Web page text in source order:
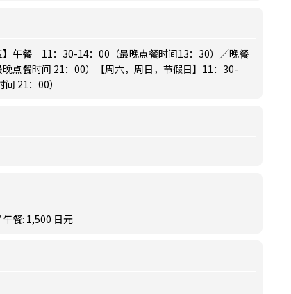
】午餐 11：30-14：00（最晚点餐时间13：30）／晚餐
点餐时间 21：00）【周六，周日，节假日】11：30-
21：00）
餐: 1,500 日元